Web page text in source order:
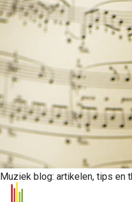
Muziek blog: artikelen, tips en